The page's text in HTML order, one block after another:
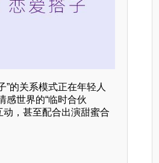
”的关系模式正在年轻人
感世界的“临时合伙
，甚至配合出演甜蜜合